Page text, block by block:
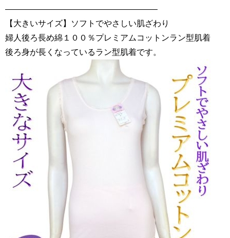
——————————————————–
【大きいサイズ】ソフトでやさしい肌ざわり
婦人後ろ長め綿１００％プレミアムコットンラン型肌着
後ろ身が長くなっているラン型肌着です。